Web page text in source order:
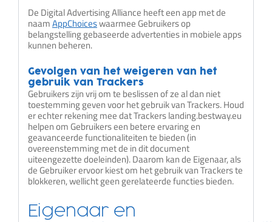
De Digital Advertising Alliance heeft een app met de
naamAppChoiceswaarmee Gebruikers op
belangstelling gebaseerde advertenties in mobiele apps
kunnen beheren.
Gevolgen van het weigeren van het
gebruik van Trackers
Gebruikers zijn vrij om te beslissen of ze al dan niet
toestemming geven voor het gebruik van Trackers. Houd
er echter rekening mee dat Trackers landing.bestway.eu
helpen om Gebruikers een betere ervaring en
geavanceerde functionaliteiten te bieden (in
overeenstemming met de in dit document
uiteengezette doeleinden). Daarom kan de Eigenaar, als
de Gebruiker ervoor kiest om het gebruik van Trackers te
blokkeren, wellicht geen gerelateerde functies bieden.
Eigenaar en